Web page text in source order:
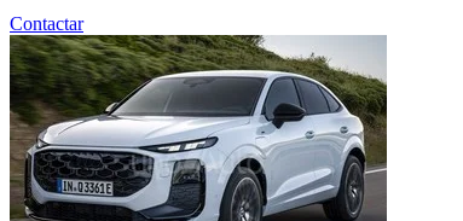
Contactar